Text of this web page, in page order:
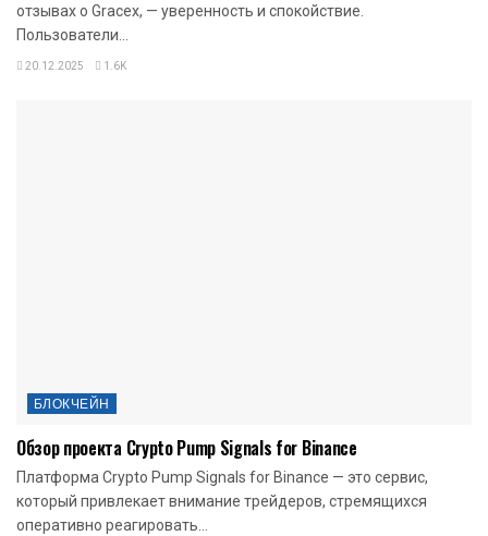
отзывах о Gracex, — уверенность и спокойствие.
Пользователи...
20.12.2025 1.6K
БЛОКЧЕЙН
Обзор проекта Crypto Pump Signals for Binance
Платформа Crypto Pump Signals for Binance — это сервис,
который привлекает внимание трейдеров, стремящихся
оперативно реагировать...